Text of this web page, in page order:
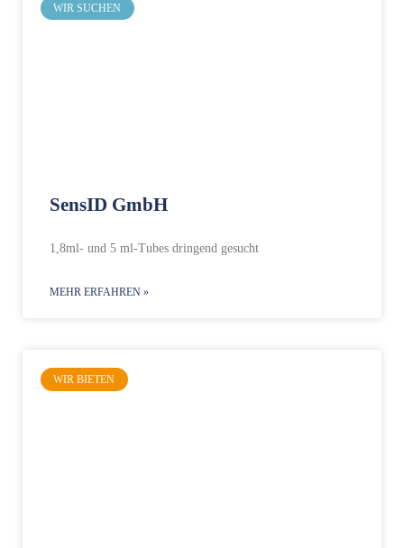
WIR SUCHEN
SensID GmbH
1,8ml- und 5 ml-Tubes dringend gesucht
MEHR ERFAHREN »
WIR BIETEN